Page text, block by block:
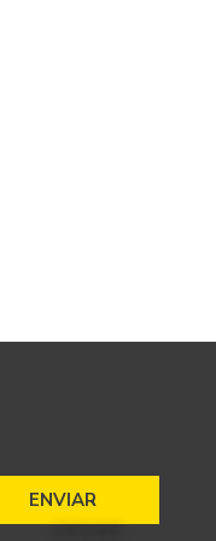
ENVIAR